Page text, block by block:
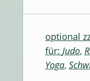
optional
für: Judo,
Yoga,